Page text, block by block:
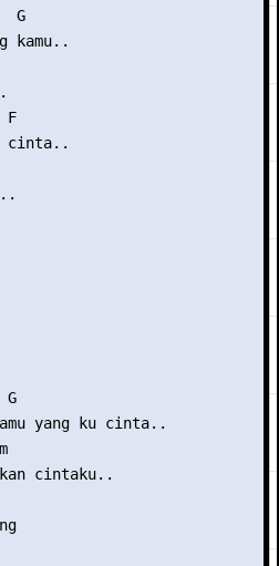
G
kamu..
F
cinta..
G
yang ku cinta..
cintaku..